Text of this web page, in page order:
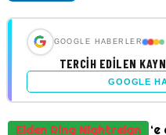
GOOGLE HABERLER
TERCIH EDILEN
GOOGLE
Elden Ring Nightreign